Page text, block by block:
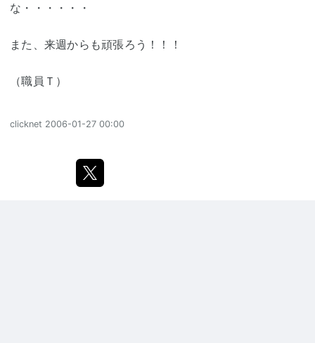
な・・・・・・
また、来週からも頑張ろう！！！
（職員Ｔ）
clicknet 2006-01-27 00:00